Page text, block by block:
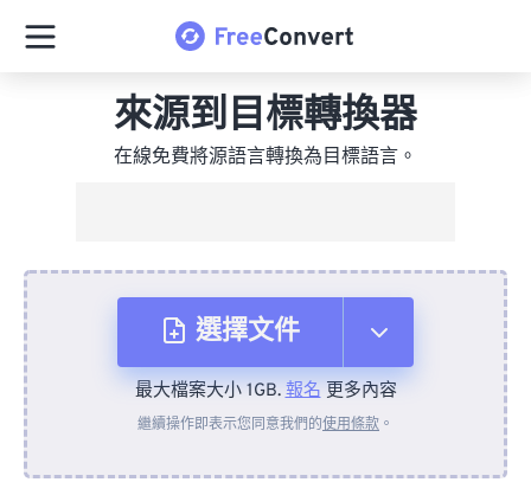
來源到目標轉換器
在線免費將源語言轉換為目標語言。
選擇文件
來自裝置
最大檔案大小 1GB.報名更多內容
繼續操作即表示您同意我們的使用條款 。